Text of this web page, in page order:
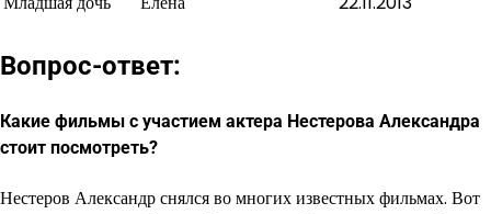
Вопрос-ответ:
Какие фильмы с участием актера Нестерова Александра
стоит посмотреть?
Нестеров Александр снялся во многих известных фильмах. Вот